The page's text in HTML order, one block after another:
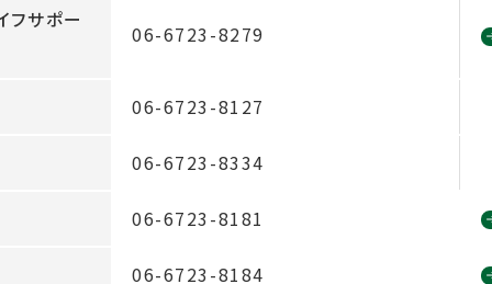
フサポー
06-6723-8279
06-6723-8127
06-6723-8334
06-6723-8181
06-6723-8184